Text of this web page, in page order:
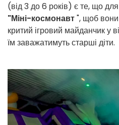
(від 3 до 6 років) є те, що
"Міні-космонавт", щоб
критий ігровий майданчик у
їм заважатимуть старші діти.